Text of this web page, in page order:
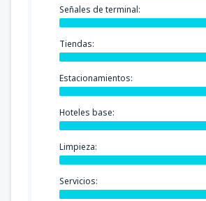
Señales de terminal:
Tiendas:
Estacionamientos:
Hoteles base:
Limpieza:
Servicios: